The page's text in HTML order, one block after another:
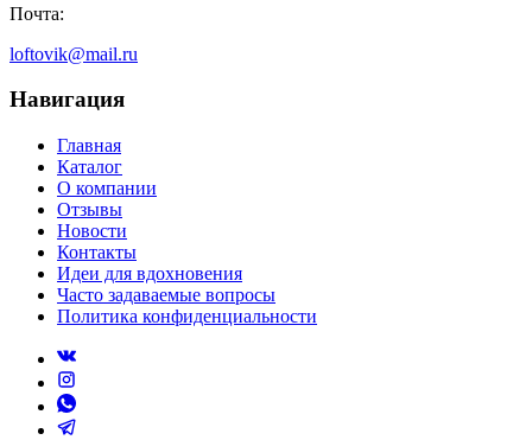
Почта:
loftovik@mail.ru
Навигация
Главная
Каталог
О компании
Отзывы
Новости
Контакты
Идеи для вдохновения
Часто задаваемые вопросы
Политика конфиденциальности